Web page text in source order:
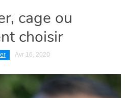
cage ou
choisir
Avr 16, 2020